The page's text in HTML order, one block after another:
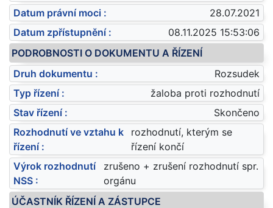
Datum právní moci :
28.07.2021
Datum zpřístupnění :
08.11.2025 15:53:06
PODROBNOSTI O DOKUMENTU A ŘÍZENÍ
Druh dokumentu :
Rozsudek
Typ řízení :
žaloba proti rozhodnutí
Stav řízení :
Skončeno
Rozhodnutí ve vztahu k
řízení :
rozhodnutí, kterým se
řízení končí
Výrok rozhodnutí
NSS :
zrušeno + zrušení rozhodnutí spr.
orgánu
ÚČASTNÍK ŘÍZENÍ A ZÁSTUPCE